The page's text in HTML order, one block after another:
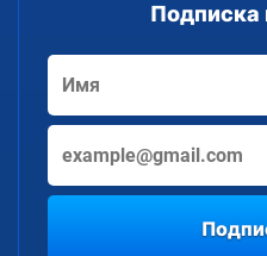
Подписка